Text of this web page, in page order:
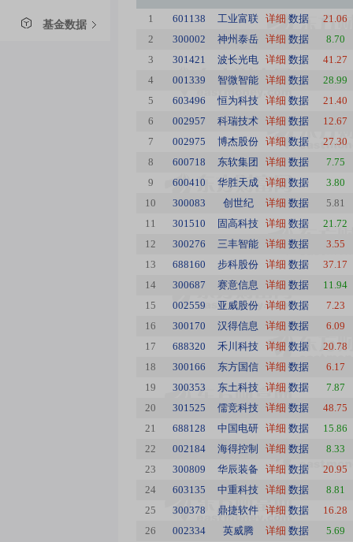
基金数据
1 601138 工业富联 详细 数据
21.06
2
300002 神州泰岳 详细 数据
8.70
3
301421 波长光电 详细 数据
41.27
4
001339 智微智能 详细 数据
28.99
5
603496 恒为科技 详细 数据
21.40
6
002957 科瑞技术 详细 数据
12.67
7
002975 博杰股份 详细 数据
27.30
8
600718 东软集团 详细 数据
7.75
9
600410 华胜天成 详细 数据
3.80
10
300083 创世纪 详细 数据
5.81
11
301510 固高科技 详细 数据
21.72
12
300276 三丰智能 详细 数据
3.55
13
688160 步科股份 详细 数据
37.17
14
300687 赛意信息 详细 数据
11.94
15
002559 亚威股份 详细 数据
7.23
16
300170 汉得信息 详细 数据
6.09
17
688320 禾川科技 详细 数据
20.78
18
300166 东方国信 详细 数据
6.17
19
300353 东土科技 详细 数据
7.87
20
301525 儒竞科技 详细 数据
48.75
21
688128 中国电研 详细 数据
15.86
22
002184 海得控制 详细 数据
8.33
23
300809 华辰装备 详细 数据
20.95
24
603135 中重科技 详细 数据
8.81
25
300378 鼎捷软件 详细 数据
16.28
26
002334 英威腾 详细 数据
5.69